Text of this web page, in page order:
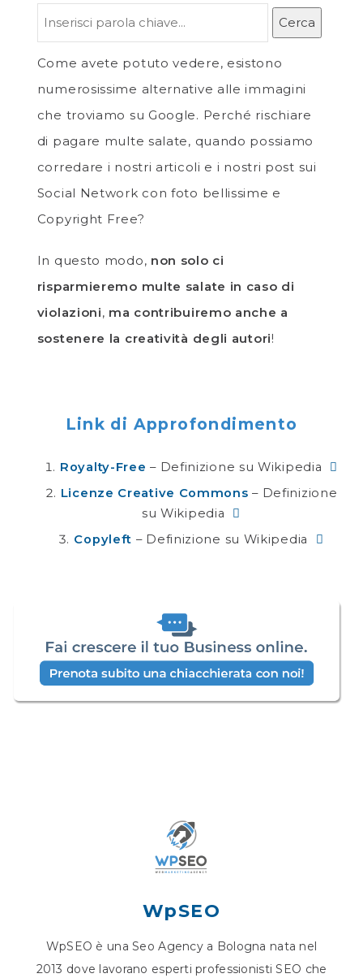
Cerca
Come avete potuto vedere, esistono
numerosissime alternative alle immagini
che troviamo su Google. Perché rischiare
di pagare multe salate, quando possiamo
corredare i nostri articoli e i nostri post sui
Social Network con foto bellissime e
Copyright Free?
In questo modo, non solo ci
risparmieremo multe salate in caso di
violazioni, ma contribuiremo anche a
sostenere la creatività degli autori!
Link di Approfondimento
Royalty-Free – Definizione su Wikipedia
Licenze Creative Commons – Definizione
su Wikipedia
Copyleft – Definizione su Wikipedia
WpSEO
WpSEO è una Seo Agency a Bologna nata nel
2013 dove lavorano esperti professionisti SEO che